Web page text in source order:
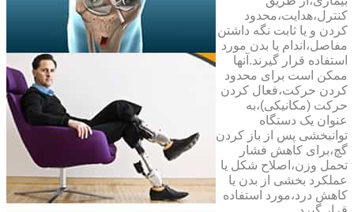
کنترل،هدایت،محدود
کردن و یا ثابت نگه داشتن
مفاصل،اندام یا بدن مورد
استفاده قرار گیرند.آنها
ممکن است برای محدود
کردن حرکت،فعال کردن
حرکت (مکانیکی)،به
عنوان یک دستگاه
توانبخشی پس از باز کردن
گچ،برای کاهش فشار
تحمل وزن،اصلاح شکل یا
عملکرد بخشی از بدن یا
کاهش درد،مورد استفاده